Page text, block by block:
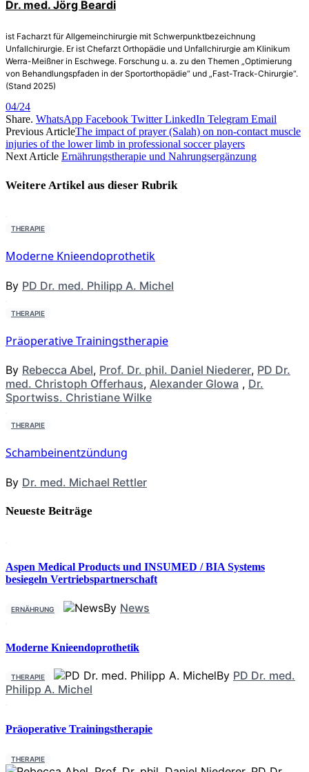
Dr. med. Jörg Beardi
ist Facharzt für Allgemeinchirurgie mit Schwerpunktbezeichnung
Unfallchirurgie. Er ist Chefarzt Orthopädie und Unfallchirurgie am Klinikum
Werra-Meißner in Eschwege. Forschung u. a. zu den Themen „Optimierung
von Behandlungspfaden in der Sportorthopädie“ und „Fast-Track-Chirurgie“.
(Stand 2025)
04/24
Share. WhatsApp Facebook Twitter LinkedIn Telegram Email
Previous ArticleThe impact of prayer (Salah) on non-contact muscle
injuries of the lower limb in professional soccer players
Next Article Ernährungstherapie und Nahrungsergänzung
Weitere Artikel aus dieser Rubrik
THERAPIE
Moderne Knieendoprothetik
By PD Dr. med. Philipp A. Michel
THERAPIE
Präoperative Trainingstherapie
By Rebecca Abel, Prof. Dr. phil. Daniel Niederer, PD Dr.
med. Christoph Offerhaus, Alexander Glowa , Dr.
Sportwiss. Christiane Wilke
THERAPIE
Schambeinentzündung
By Dr. med. Michael Rettler
Neueste Beiträge
Aspen Medical Products und INSUMED / BIA Systems
besiegeln Vertriebspartnerschaft
ERNÄHRUNG By News
Moderne Knieendoprothetik
THERAPIE By PD Dr. med.
Philipp A. Michel
Präoperative Trainingstherapie
THERAPIE